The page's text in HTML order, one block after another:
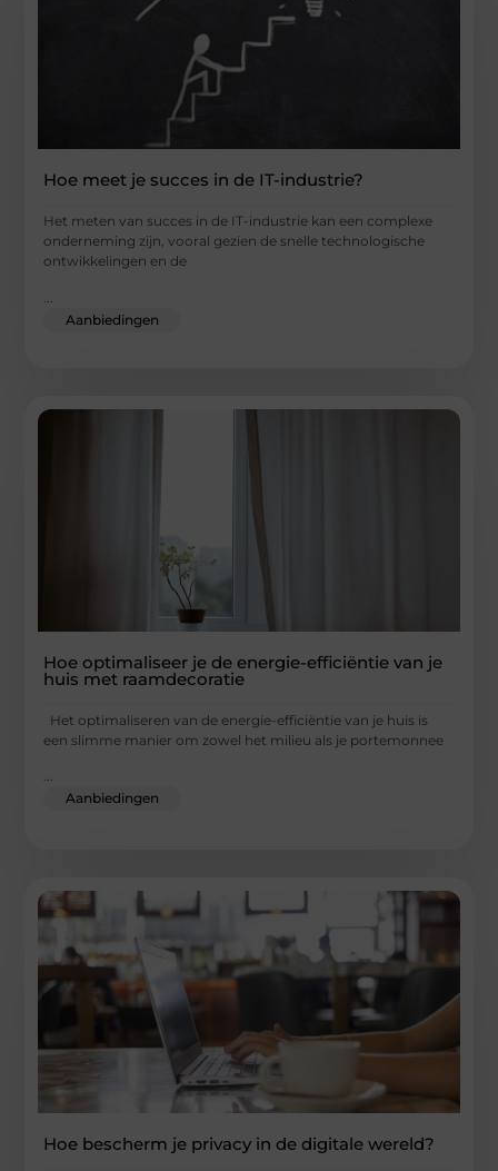
Hoe meet je succes in de IT-industrie?
Het meten van succes in de IT-industrie kan een complexe
onderneming zijn, vooral gezien de snelle technologische
ontwikkelingen en de
Aanbiedingen
Hoe optimaliseer je de energie-efficiëntie van je
huis met raamdecoratie
Het optimaliseren van de energie-efficiëntie van je huis is
een slimme manier om zowel het milieu als je portemonnee
...
Aanbiedingen
Hoe bescherm je privacy in de digitale wereld?